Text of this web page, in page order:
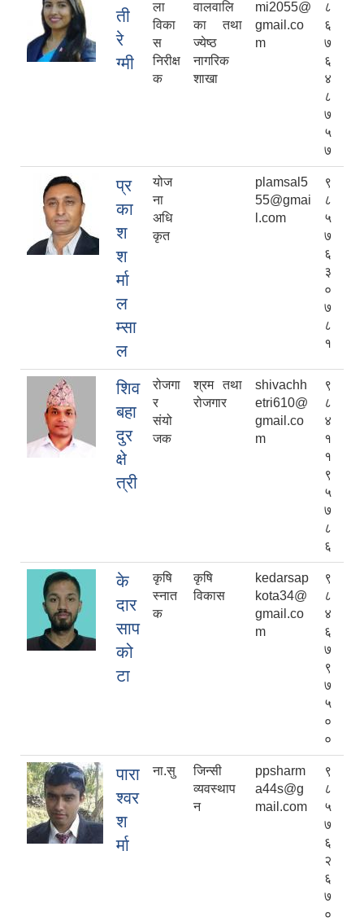
ती
रे
ग्मी
ला
विका
स
निरीक्ष
क
वालवालि
का तथा
ज्येष्ठ
नागरिक
शाखा
mi2055@
gmail.co
m
८
६
७
६
४
८
७
५
७
प्र
का
श
श
र्मा
ल
म्सा
ल
योज
ना
अधि
कृत
plamsal5
55@gmai
l.com
९
८
५
७
६
३
०
७
८
१
शिव
बहा
दुर
क्षे
त्री
रोजगा
र
संयो
जक
श्रम तथा
रोजगार
shivachh
etri610@
gmail.co
m
९
८
४
१
१
९
५
७
८
६
के
दार
साप
को
टा
कृषि
स्नात
क
कृषि
विकास
kedarsap
kota34@
gmail.co
m
९
८
४
६
७
९
७
५
०
०
पारा
श्वर
श
र्मा
ना.सु
जिन्सी
व्यवस्थाप
न
ppsharm
a44s@g
mail.com
९
८
५
७
६
२
६
७
०